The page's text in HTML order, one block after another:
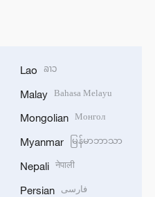
Lao ລາວ
Malay Bahasa Melayu
Mongolian Монгол
Myanmar မြန်မာဘာသာ
Nepali नेपाली
Persian فارسی